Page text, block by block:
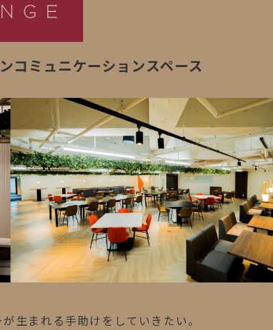
コミュニケーションスペース
生まれる手助けをしていきたい。